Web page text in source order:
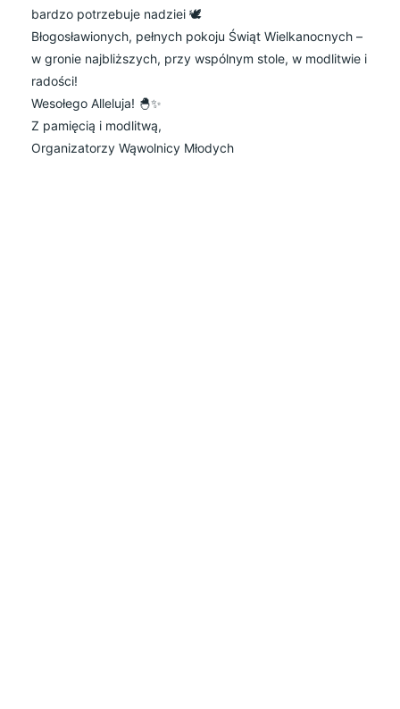
bardzo potrzebuje nadziei 🕊️
Błogosławionych, pełnych pokoju Świąt Wielkanocnych –
w gronie najbliższych, przy wspólnym stole, w modlitwie i
radości!
Wesołego Alleluja! 🐣✨
Z pamięcią i modlitwą,
Organizatorzy Wąwolnicy Młodych